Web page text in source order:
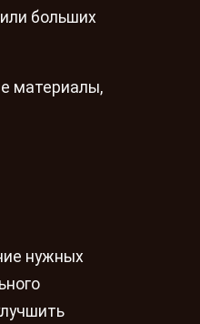
больших
материалы,
нужных